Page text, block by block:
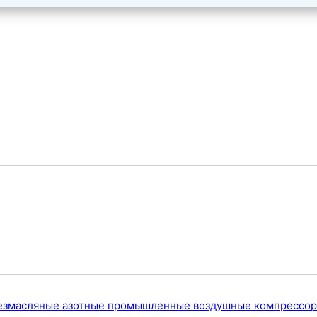
азотные промышленные воздушные